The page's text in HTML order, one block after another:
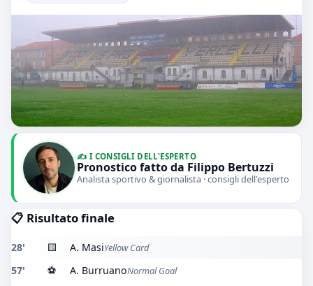
✍️ I CONSIGLI DELL'ESPERTO
Pronostico fatto da Filippo Bertuzzi
Analista sportivo & giornalista · consigli dell'esperto
📋 Risultato finale
28' 🟨 A. MasiYellow Card
57' ⚽ A. BurruanoNormal Goal